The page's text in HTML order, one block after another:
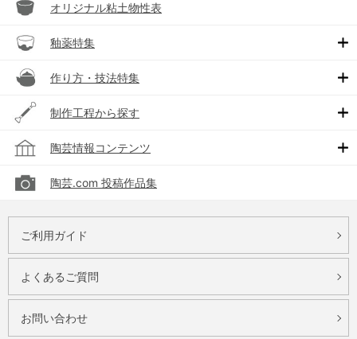
オリジナル粘土物性表
釉薬特集
作り方・技法特集
制作工程から探す
陶芸情報コンテンツ
陶芸.com 投稿作品集
ご利用ガイド
よくあるご質問
お問い合わせ